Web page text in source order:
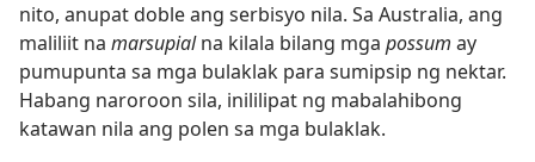
nito, anupat doble ang serbisyo nila. Sa Australia, ang
maliliit na marsupialna kilala bilang mga possum ay
pumupunta sa mga bulaklak para sumipsip ng nektar.
Habang naroroon sila, inililipat ng mabalahibong
katawan nila ang polen sa mga bulaklak.